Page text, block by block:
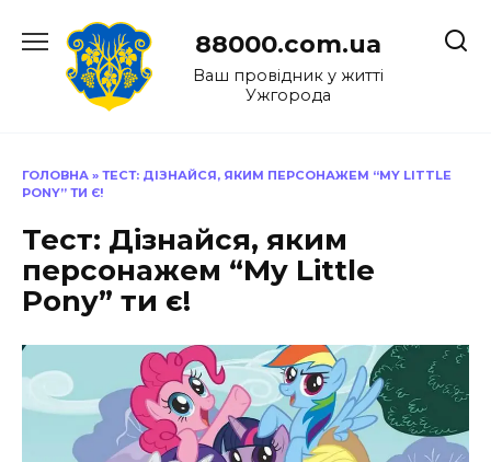
до
88000.com.ua
Ваш провідник у житті
Ужгорода
ГОЛОВНА » ТЕСТ: ДІЗНАЙСЯ, ЯКИМ ПЕРСОНАЖЕМ “MY LITTLE
PONY” ТИ Є!
Тест: Дізнайся, яким
персонажем “My Little
Pony” ти є!